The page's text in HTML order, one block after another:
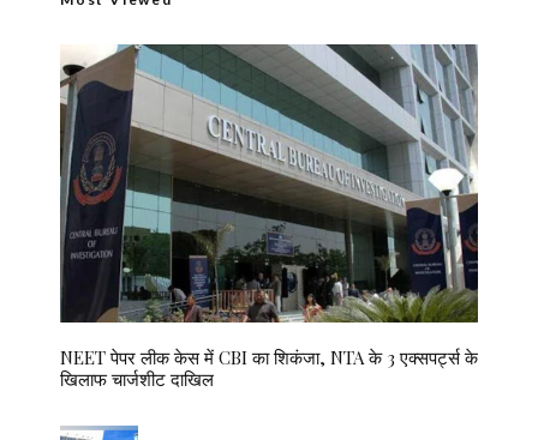
NEET पेपर लीक केस में CBI का शिकंजा, NTA के 3 एक्सपर्ट्स के
खिलाफ चार्जशीट दाखिल